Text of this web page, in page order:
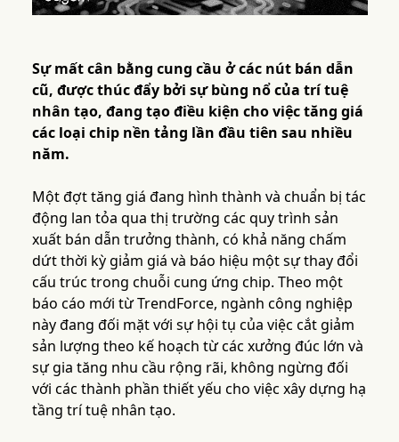
Sự mất cân bằng cung cầu ở các nút bán dẫn
cũ, được thúc đẩy bởi sự bùng nổ của trí tuệ
nhân tạo, đang tạo điều kiện cho việc tăng giá
các loại chip nền tảng lần đầu tiên sau nhiều
năm.
Một đợt tăng giá đang hình thành và chuẩn bị tác
động lan tỏa qua thị trường các quy trình sản
xuất bán dẫn trưởng thành, có khả năng chấm
dứt thời kỳ giảm giá và báo hiệu một sự thay đổi
cấu trúc trong chuỗi cung ứng chip. Theo một
báo cáo mới từ TrendForce, ngành công nghiệp
này đang đối mặt với sự hội tụ của việc cắt giảm
sản lượng theo kế hoạch từ các xưởng đúc lớn và
sự gia tăng nhu cầu rộng rãi, không ngừng đối
với các thành phần thiết yếu cho việc xây dựng hạ
tầng trí tuệ nhân tạo.